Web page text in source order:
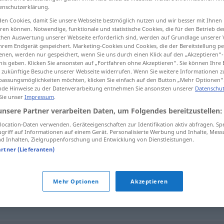
>
Kompromissvorschlag
Cookies, damit Sie unsere Webseite bestmöglich nutzen und wir besser mit Ihnen
können. Notwendige, funktionale und statistische Cookies, die für den Betrieb
Auswertung unserer Webseite erforderlich sind, werden auf Grundlage unserer
Endgerät gespeichert. Marketing-Cookies und Cookies, die der Bereitstellung
werden nur gespeichert, wenn Sie uns durch einen Klick auf den
geben. Klicken Sie ansonsten auf „Fortfahren ohne Akzeptieren“. Sie können
Besuche unserer Webseite widerrufen. Wenn Sie weitere Informationen
möchten, klicken Sie einfach auf den Button „Mehr
Hinweise zu der Datenverarbeitung entnehmen Sie ansonsten unserer
unser Impressum.
Partner verarbeiten Daten, um Folgendes bereitzustellen:
Daten verwenden. Geräteeigenschaften zur Identifikation aktiv abfragen.
auf Informationen auf einem Gerät. Personalisierte Werbung und Inhalte,
Inhalten, Zielgruppenforschung und Entwicklung von Dienstleistungen.
(Lieferanten)
Mehr Optionen Akzeptieren